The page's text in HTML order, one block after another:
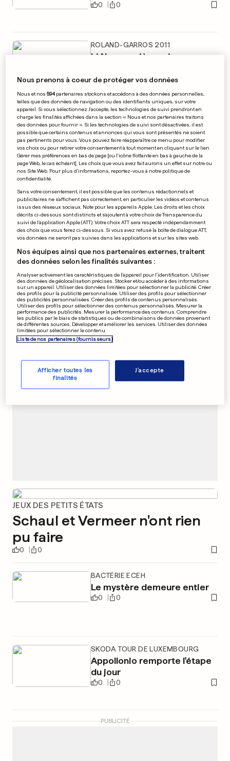
0 0
ROLAND-GARROS 2011
Li Na, première reine
0 0
SKODA TOUR DE LUXEMBOURG
Des spectateurs percutés par
une moto
0 0
JEUX DES PETITS ÉTATS
Nothum tient enfin sa
médaille
0 0
VOGUE ITALIA
Des mannequins rondes qui
s'assument
0 0
JEUX DES PETITS ÉTATS
Schaul et Vermeer n'ont rien
pu faire
0 0
BACTÉRIE ECEH
Le mystère demeure entier
0 0
SKODA TOUR DE LUXEMBOURG
Appollonio remporte l'étape
du jour
0 0
PUBLICITÉ
Nous prenons à coeur de protéger vos données
Nous et nos594partenaires stockons et accédons à des données personnelles,
telles que des données de navigation ou des identifiants uniques, sur votre
appareil. Si vous sélectionnez J'accepte, les technologies de suivi prendront en
charge les finalités affichées dans la section « Nous et nos partenaires traitons
des données pour fournir ». Si les technologies de suivi sont désactivées, il est
possible que certains contenus et annonces qui vous sont présentés ne soient
pas pertinents pour vous. Vous pouvez faire réapparaître ce menu pour modifier
vos choix ou pour retirer votre consentement à tout moment en cliquant sur le lien
Gérer mes préférences en bas de page [ou l'icône flottante en bas à gauche de la
page Web, le cas échéant]. Les choix que vous avez fait aurons un effet sur notre ou
nos Site Web. Pour plus d’informations, reportez-vous à notre politique de
confidentialité.
Sans votre consentement, il est possible que les contenus rédactionnels et
publicitaires ne s'affichent pas correctement, en particulier les vidéos et contenus
issus des réseaux sociaux. Note pour les appareils Apple: Les droits et les choix
décrits ci-dessous sont distincts et s'ajoutent à votre choix de Transparence du
suivi de l'application Apple (ATT). Votre choix ATT sera respecté indépendamment
des choix que vous ferez ci-dessous. Si vous avez refusé la boîte de dialogue ATT,
vos données ne seront pas suivies dans les applications et sur les sites web.
Nos équipes ainsi que nos partenaires externes, traitent
des données selon les finalités suivantes :
Analyser activement les caractéristiques de l’appareil pour l’identification. Utiliser
des données de géolocalisation précises. Stocker et/ou accéder à des informations
sur un appareil. Utiliser des données limitées pour sélectionner la publicité. Créer
des profils pour la publicité personnalisée. Utiliser des profils pour sélectionner
des publicités personnalisées. Créer des profils de contenus personnalisés.
Utiliser des profils pour sélectionner des contenus personnalisés. Mesurer la
performance des publicités. Mesurer la performance des contenus. Comprendre
les publics par le biais de statistiques ou de combinaisons de données provenant
de différentes sources. Développer et améliorer les services. Utiliser des données
limitées pour sélectionner le contenu.
Liste de nos partenaires (fournisseurs)
Afficher toutes les
finalités
J'accepte